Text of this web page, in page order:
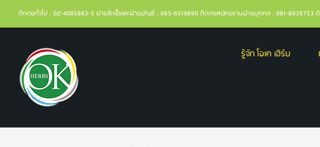
ติดต่อทั่วไป : 02-4085983-5 ฝ่ายจัดซื้อและฝ่ายบัญชี : 065-6519890 ติดต่อสมัครงานฝ่ายบุคคล : 081-8038753
รู้จัก โอเค เฮิร์บ